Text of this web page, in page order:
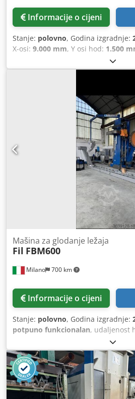
Informacije o cijeni
Stanje: polovno, Godina izgradnje:
X-osi: 9.000 mm, Y osi hod: 1.500
1.200 mm
5.000 kg, dužina stola:9.500 mm,
Milano 700 km
Mašina za glodanje ležaja
Fil FBM600
Informacije o cijeni
Stanje: polovno, Godina izgradnje:
potpuno funkcionalan, udaljenost
, udaljenost
brzi pomjeraj X-os:12.000 m/min,
m/min, brzi hod Z-osi:12.000 m/
vretena:4.000 okret/min, ulazni
frekvencija:50 Hz,